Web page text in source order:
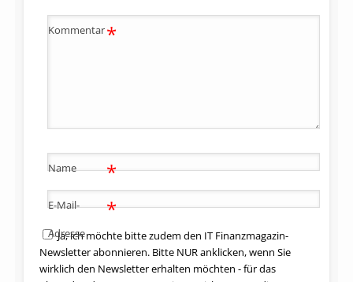
Kommentar*
Name *
E-Mail-
Adresse
*
Ja, ich möchte bitte zudem den IT Finanzmagazin-
Newsletter abonnieren. Bitte NUR anklicken, wenn Sie
wirklich den Newsletter erhalten möchten - für das